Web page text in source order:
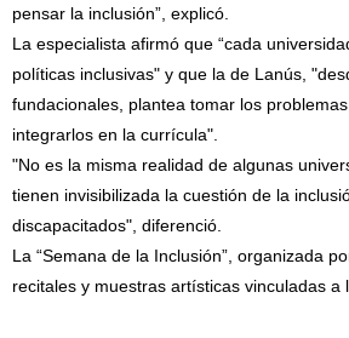
pensar la inclusión”, explicó.
La especialista afirmó que “cada
políticas inclusivas" y que la de Lanús,
fundacionales, plantea tomar los
integrarlos en la currícula".
"No es la misma realidad de algunas
tienen invisibilizada la cuestión de la
discapacitados", diferenció.
La “Semana de la Inclusión”, organizada
recitales y muestras artísticas vinculadas a